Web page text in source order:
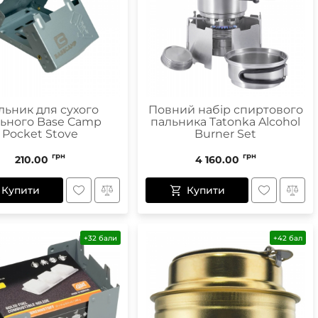
Пінцети для вилучення кліщів
Пристрої для відлякування
Беруші
Маски для сну
для сухого
Base Camp
Pocket Stove
210.00 грн
Купити
Повний набір спиртового
пальника Tatonka Alcohol
Burner Set
4 160.00 грн
Купити
+32 бали +42 бал